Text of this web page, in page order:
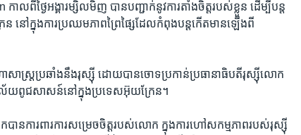
លពី​ថ្ងៃ​អង្គារ​ម្សិលមិញ បាន​បញ្ជាក់​នូវ​ការតាំងចិត្ត​របស់​ខ្លួន ​ដើម្បី​បន្ត​
ក្នុង​ការប្រឈម​ភាព​ព្រៃផ្សៃ​ដែល​កំពុង​បន្ត​កើតមាន​ឡើង​ពី​
សាស្ត្រ​ប្រឆាំង​នឹង​រុស្ស៊ី​ ដោយ​បាន​ចោទ​ប្រកាន់​ប្រធានាធិបតី​រុស្ស៊ី​លោក
រល័យ​ពូជសាសន៍​នៅ​ក្នុង​ប្រទេស​អ៊ុយក្រែន។
ាន​ការពារ​ការ​សម្រេចចិត្ត​របស់​លោក​ ក្នុង​ការហៅ​សកម្មភាព​របស់​រុស្ស៊ី​